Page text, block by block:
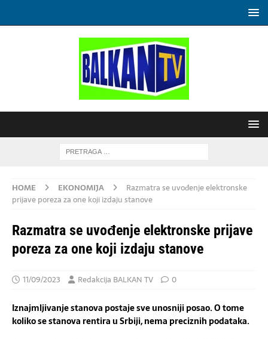
HOME EKONOMIJA
Razmatra se uvođenje elektronske
prijave poreza za one koji izdaju stanove
Razmatra se uvođenje elektronske prijave
poreza za one koji izdaju stanove
11/09/2023 Redakcija BALKAN TV 0
Iznajmljivanje stanova postaje sve unosniji posao. O tome
koliko se stanova rentira u Srbiji, nema preciznih podataka.